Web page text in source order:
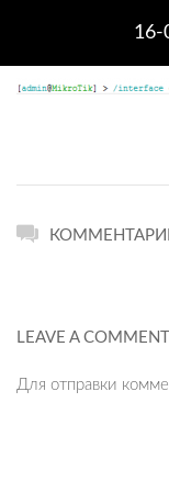
16-
LEAVE A COMMENT
Для отправки